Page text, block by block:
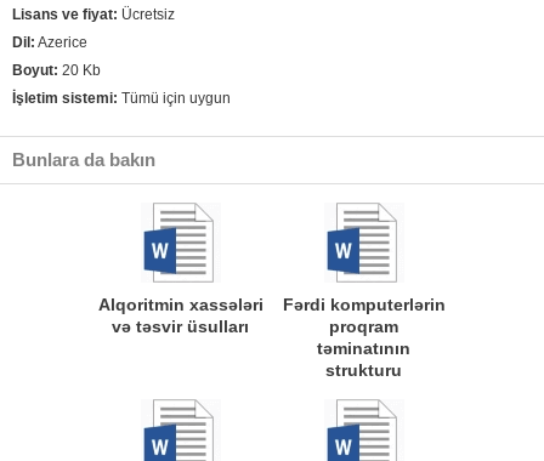
Lisans ve fiyat: Ücretsiz
Dil: Azerice
Boyut: 20 Kb
İşletim sistemi: Tümü için uygun
Bunlara da bakın
Alqoritmin xassələri
və təsvir üsulları
Fərdi komputerlərin
proqram
təminatının
strukturu